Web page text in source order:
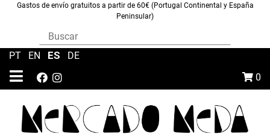
Gastos de envío gratuitos a partir de 60€ (Portugal Continental y España
Peninsular)
0
PT EN ES DE